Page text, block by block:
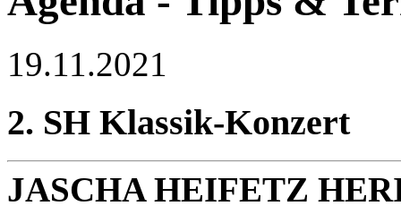
19.11.2021
2. SH Klassik-Konzert
JASCHA HEIFETZ